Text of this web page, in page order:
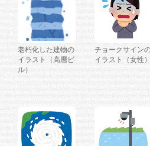
老朽化した建物の
イラスト（高層ビ
ル）
チョークサイン
イラスト（女性）